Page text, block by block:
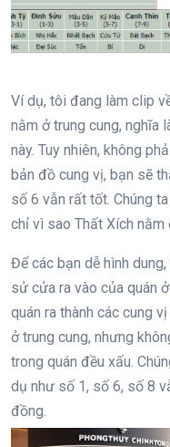
Ví dụ, tôi đang làm clip
nằm ở trung cung, nghĩa
này. Tuy nhiên, không
bản đồ cung vị, bạn sẽ
số 6 vẫn rất tốt. Chúng
chỉ vì sao Thất Xích nằm
Để các bạn dễ hình
sử cửa ra vào của quán
quán ra thành các cung
ở trung cung, nhưng
trong quán đều xấu.
dụ như số 1, số 6, số 8
đồng.